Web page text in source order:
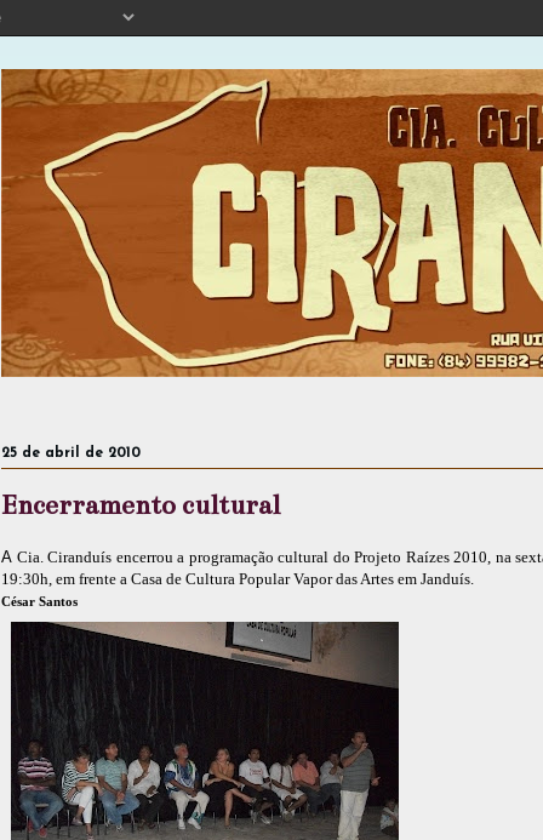
25 de abril de 2010
Encerramento cultural
A Cia. Ciranduís encerrou a programação cultural do Projeto Raízes 2010, na
19:30h, em frente a Casa de Cultura Popular Vapor das Artes em Janduís.
César Santos